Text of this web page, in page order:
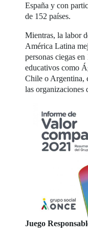
España y con
de 152 países.
Mientras, la labor
América Latina
personas ciegas
educativos como
Chile o Argentina,
las organizaciones
Juego